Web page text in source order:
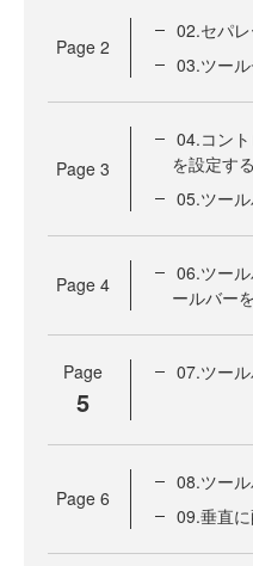
Page 2
02.セパ
03.ツー
Page 3
04.コン
を設定する
05.ツー
Page 4
06.ツー
ールバー
Page
5
07.ツー
Page 6
08.ツー
09.垂直